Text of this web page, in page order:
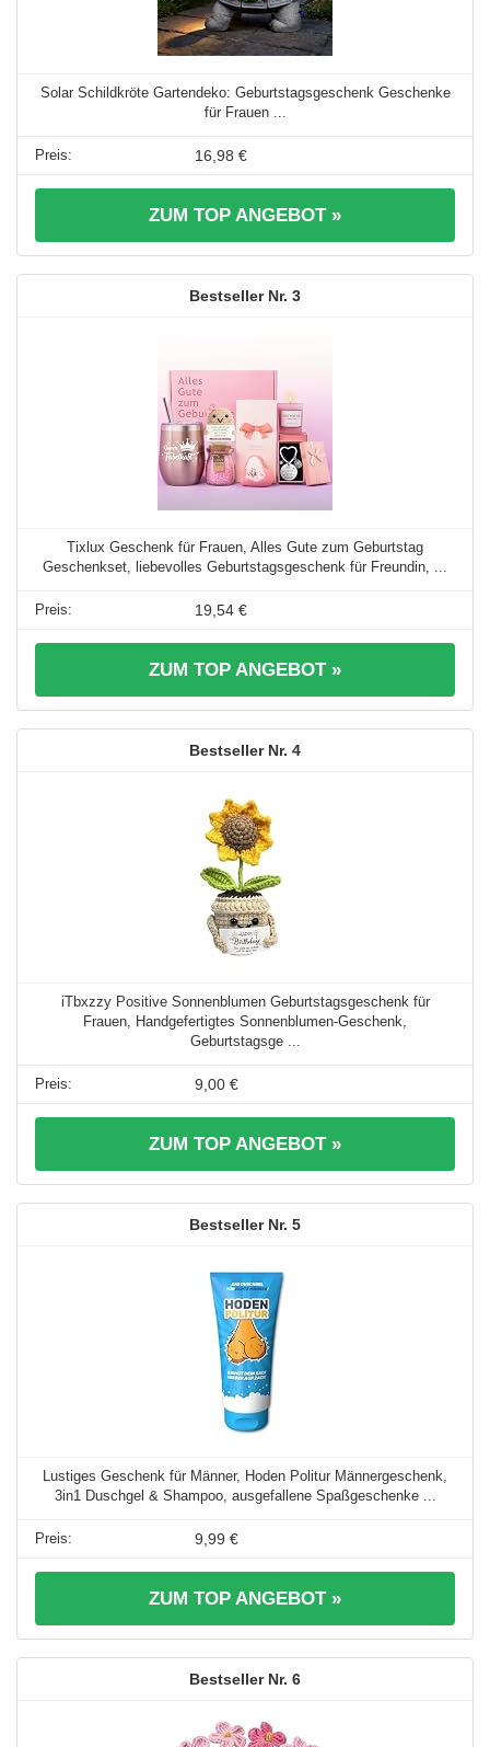
Solar Schildkröte Gartendeko: Geburtstagsgeschenk Geschenke
für Frauen ...
16,98 €
ZUM TOP ANGEBOT »
3
Tixlux Geschenk für Frauen, Alles Gute zum Geburtstag
Geschenkset, liebevolles Geburtstagsgeschenk für Freundin, ...
19,54 €
ZUM TOP ANGEBOT »
4
iTbxzzy Positive Sonnenblumen Geburtstagsgeschenk für
Frauen, Handgefertigtes Sonnenblumen-Geschenk,
Geburtstagsge ...
9,00 €
ZUM TOP ANGEBOT »
5
Lustiges Geschenk für Männer, Hoden Politur Männergeschenk,
3in1 Duschgel & Shampoo, ausgefallene Spaßgeschenke ...
9,99 €
ZUM TOP ANGEBOT »
6